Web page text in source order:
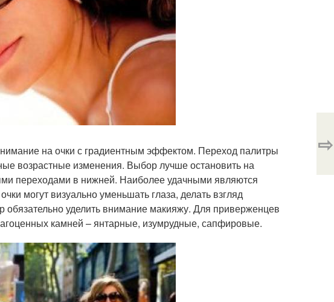
на очки с градиентным эффектом. Переход палитры
возрастные изменения. Выбор лучше остановить на
переходами в нижней. Наиболее удачными являются
могут визуально уменьшать глаза, делать взгляд
уделить внимание макияжу. Для приверженцев
камней – янтарные, изумрудные, сапфировые.
⇨